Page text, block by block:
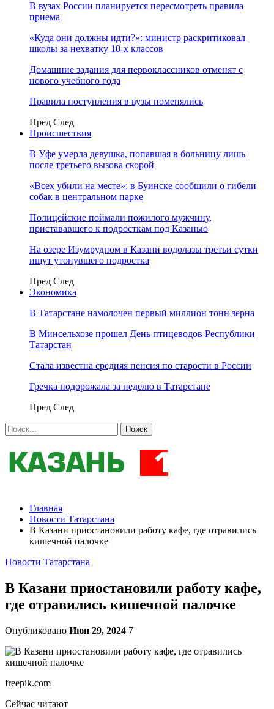
В вузах России планируется пересмотреть правила
приема
«Куда они должны идти?»: министр раскритиковал
школы за нехватку 10-х классов
Домашние задания для первоклассников отменят с
нового учебного года
Правила поступления в вузы поменялись
Пред След
Происшествия
В Уфе умерла девушка, попавшая в больницу лишь
после третьего вызова скорой
«Всех убили на месте»: в Буинске сообщили о гибели
собак в центральном парке
Полицейские поймали пожилого мужчину,
пристававшего к подросткам под Казанью
На озере Изумрудном в Казани водолазы третьи сутки
ищут утонувшего подростка
Пред След
Экономика
В Татарстане намолочен первый миллион тонн зерна
В Минсельхозе прошел День птицеводов Республики
Татарстан
Стала известна средняя пенсия по старости в России
Гречка подорожала за неделю в Татарстане
Пред След
Главная
Новости Татарстана
В Казани приостановили работу кафе, где отравились
кишечной палочке
Новости Татарстана
В Казани приостановили работу кафе,
где отравились кишечной палочке
Опубликовано Июн 29, 2024 7
freepik.com
Сейчас читают